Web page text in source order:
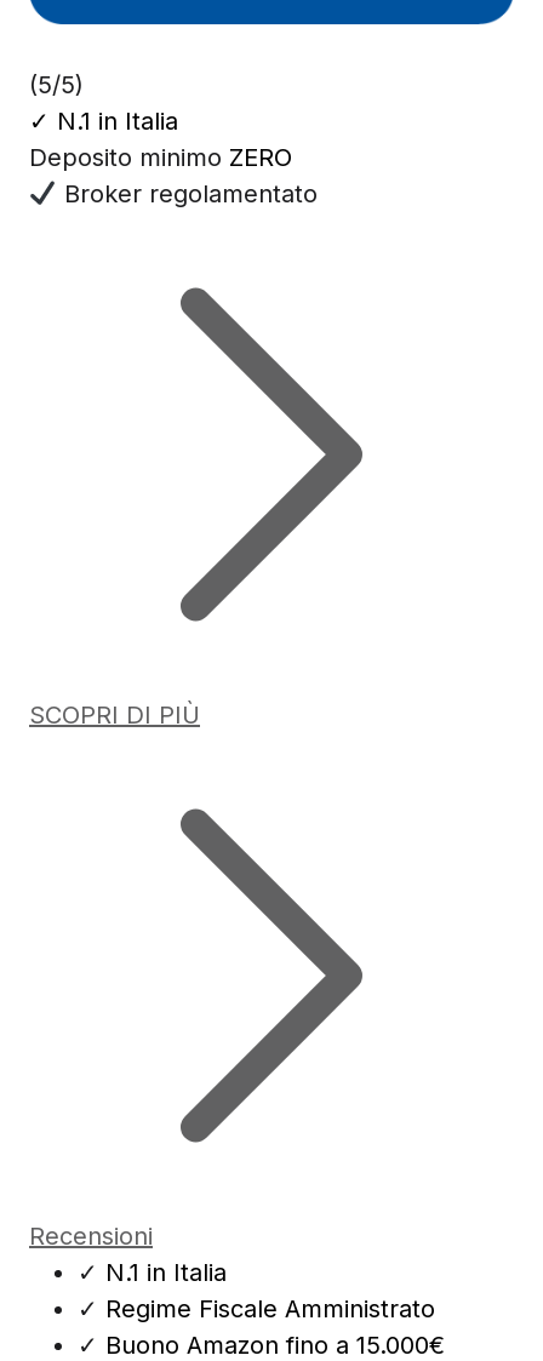
(5/5)
✓ N.1 in Italia
Deposito minimo ZERO
Broker regolamentato
SCOPRI DI PIÙ
Recensioni
✓ N.1 in Italia
✓ Regime Fiscale Amministrato
✓ Buono Amazon fino a 15.000€